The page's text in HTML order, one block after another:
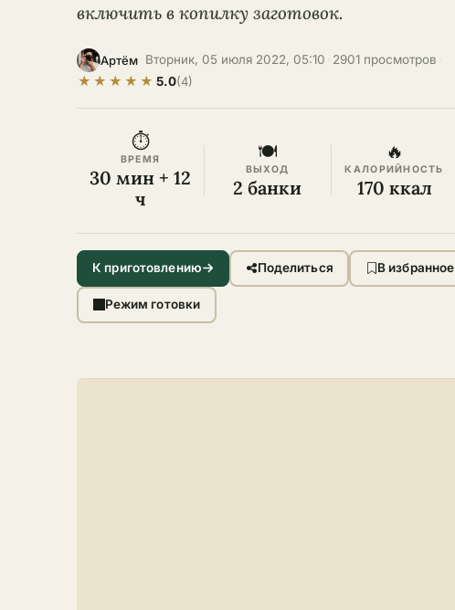
включить в копилку заготовок.
Артём Вторник, 05 июля 2022, 05:10 2901 просмотров
★ ★ ★ ★ ★ 5.0(4)
⏱
ВРЕМЯ
30 мин + 12
ч
🍽
ВЫХОД
2 банки
🔥
КАЛОРИЙНОСТЬ
170 ккал
К приготовлению Поделиться В избранное
Режим готовки